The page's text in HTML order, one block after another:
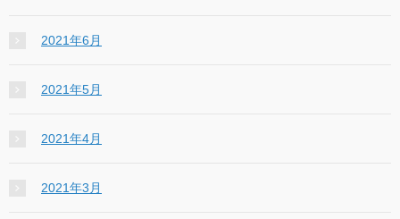
2021年6月
2021年5月
2021年4月
2021年3月